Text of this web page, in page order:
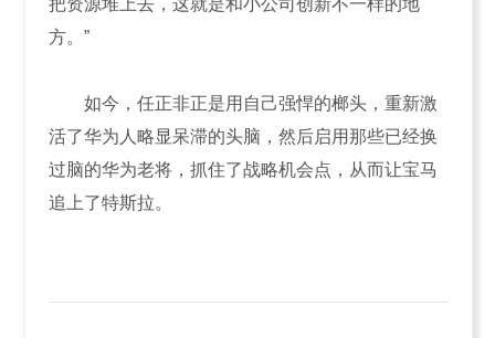
把资源堆上去，这就是和小公司创新不一样的地
方。”
如今，任正非正是用自己强悍的榔头，重新激
活了华为人略显呆滞的头脑，然后启用那些已经换
过脑的华为老将，抓住了战略机会点，从而让宝马
追上了特斯拉。